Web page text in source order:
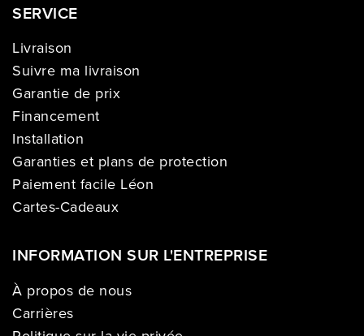
SERVICE
Livraison
Suivre ma livraison
Garantie de prix
Financement
Installation
Garanties et plans de protection
Paiement facile Léon
Cartes-Cadeaux
INFORMATION SUR L'ENTREPRISE
À propos de nous
Carrières